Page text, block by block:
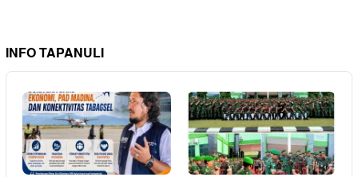
INFO TAPANULI